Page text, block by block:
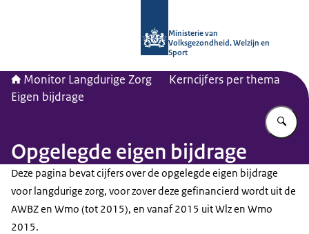
Ministerie van
Volksgezondheid, Welzijn en
Sport
Monitor Langdurige Zorg
Kerncijfers per thema
Eigen bijdrage
Opgelegde eigen bijdrage
Deze pagina bevat cijfers over de opgelegde eigen bijdrage
voor langdurige zorg, voor zover deze gefinancierd wordt uit de
AWBZ en Wmo (tot 2015), en vanaf 2015 uit Wlz en Wmo
2015.